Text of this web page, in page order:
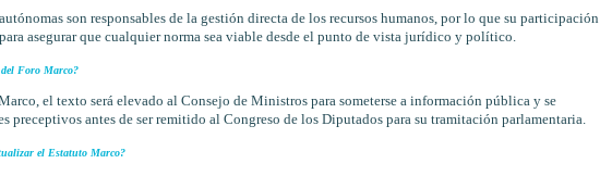
son responsables de la gestión directa de los recursos humanos, por lo que su participación
asegurar que cualquier norma sea viable desde el punto de vista jurídico y político.
del Foro Marco?
el texto será elevado al Consejo de Ministros para someterse a información pública y se
preceptivos antes de ser remitido al Congreso de los Diputados para su tramitación parlamentaria.
el Estatuto Marco?